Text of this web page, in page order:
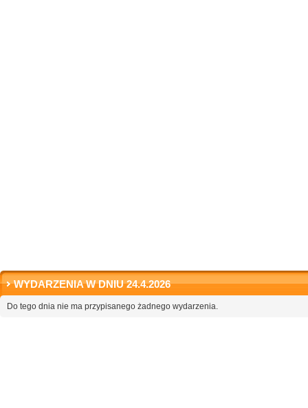
WYDARZENIA W DNIU 24.4.2026
Do tego dnia nie ma przypisanego żadnego wydarzenia.